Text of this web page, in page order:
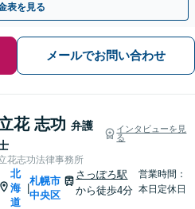
表を見る
メールでお問い合わせ
花 志功 弁護
インタビューを見
る
花志功法律事務所
北
海
道
札幌市
中央区
さっぽろ駅
から徒歩4分
営業時間：
本日定休日